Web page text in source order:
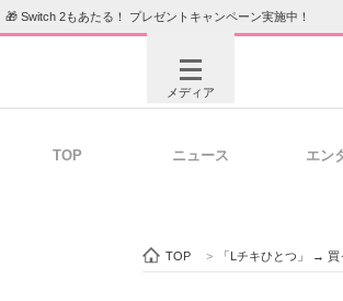
🎁 Switch 2もあたる！ プレゼントキャンペーン実施中！
メディア
TOP ニュース エン
TOP > 「Lチキひとつ」 →